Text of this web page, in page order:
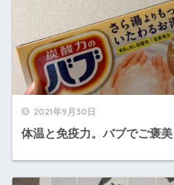
2021年9月30日
体温と免疫力。バブでご褒美